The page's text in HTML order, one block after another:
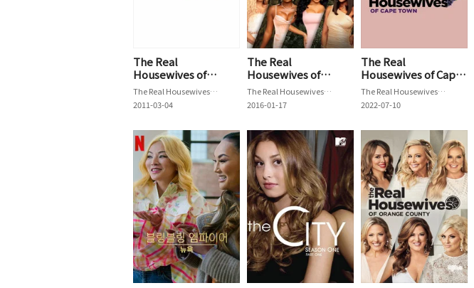
The Real
Housewives of
Athens
The Real Housewives of Athens
2011-03-04
The Real
Housewives of
Potomac
The Real Housewives of Potomac
2016-01-17
The Real
Housewives of Cape
Town
The Real Housewives of Cape Town
2022-07-10